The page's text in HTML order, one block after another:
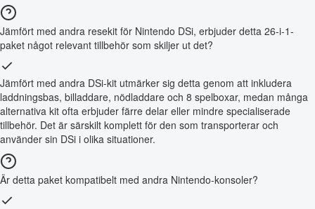
Jämfört med andra resekit för Nintendo DSi, erbjuder detta 26-i-1-
paket något relevant tillbehör som skiljer ut det?
Jämfört med andra DSi-kit utmärker sig detta genom att inkludera
laddningsbas, billaddare, nödladdare och 8 spelboxar, medan många
alternativa kit ofta erbjuder färre delar eller mindre specialiserade
tillbehör. Det är särskilt komplett för den som transporterar och
använder sin DSi i olika situationer.
Är detta paket kompatibelt med andra Nintendo-konsoler?